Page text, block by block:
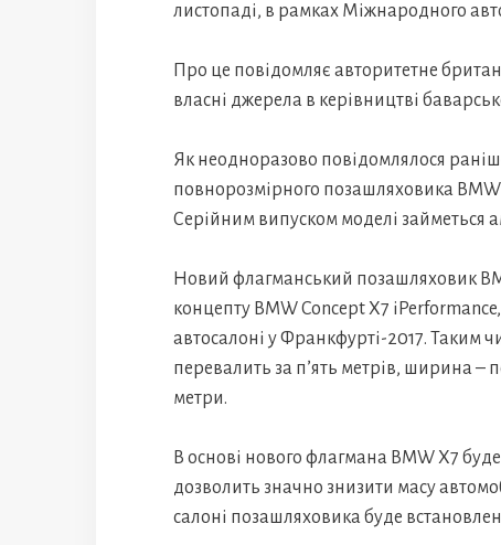
листопаді, в рамках Міжнародного
Про це повідомляє авторитетне
власні джерела в керівництві
Як неодноразово повідомлялося
повнорозмірного позашляховика
Серійним випуском моделі займеться
Новий флагманський позашляховик
концепту BMW Concept X7
автосалоні у Франкфурті-2017.
перевалить за п’ять метрів, ширина –
метри.
В основі нового флагмана BMW X7
дозволить значно знизити масу
салоні позашляховика буде